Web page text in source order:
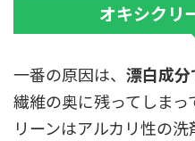
オキシクリ
一番の原因は、 漂白成
繊維の奥に残ってしま
リーンはアルカリ性の